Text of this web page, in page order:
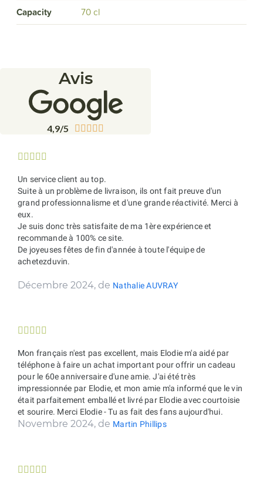
Capacity
70 cl
Avis
4,9/5     
    
Un service client au top.
Suite à un problème de livraison, ils ont fait preuve d'un
grand professionnalisme et d'une grande réactivité. Merci à
eux.
Je suis donc très satisfaite de ma 1ère expérience et
recommande à 100% ce site.
De joyeuses fêtes de fin d'année à toute l'équipe de
achetezduvin.
Décembre 2024, de Nathalie AUVRAY
    
Mon français n'est pas excellent, mais Elodie m'a aidé par
téléphone à faire un achat important pour offrir un cadeau
pour le 60e anniversaire d'une amie. J'ai été très
impressionnée par Elodie, et mon amie m'a informé que le vin
était parfaitement emballé et livré par Elodie avec courtoisie
et sourire. Merci Elodie - Tu as fait des fans aujourd'hui.
Novembre 2024, de Martin Phillips
    